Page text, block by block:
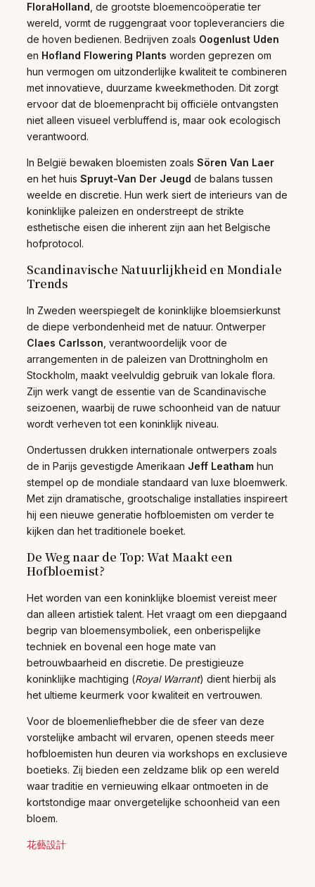
FloraHolland , de grootste bloemencoöperatie ter
wereld, vormt de ruggengraat voor topleveranciers die
de hoven bedienen. Bedrijven zoals Oogenlust Uden
en Hofland Flowering Plants worden geprezen om
hun vermogen om uitzonderlijke kwaliteit te combineren
met innovatieve, duurzame kweekmethoden. Dit zorgt
ervoor dat de bloemenpracht bij officiële ontvangsten
niet alleen visueel verbluffend is, maar ook ecologisch
verantwoord.
In België bewaken bloemisten zoals Sören Van Laer
en het huis Spruyt-Van Der Jeugd de balans tussen
weelde en discretie. Hun werk siert de interieurs van de
koninklijke paleizen en onderstreept de strikte
esthetische eisen die inherent zijn aan het Belgische
hofprotocol.
Scandinavische Natuurlijkheid en Mondiale
Trends
In Zweden weerspiegelt de koninklijke bloemsierkunst
de diepe verbondenheid met de natuur. Ontwerper
Claes Carlsson , verantwoordelijk voor de
arrangementen in de paleizen van Drottningholm en
Stockholm, maakt veelvuldig gebruik van lokale flora.
Zijn werk vangt de essentie van de Scandinavische
seizoenen, waarbij de ruwe schoonheid van de natuur
wordt verheven tot een koninklijk niveau.
Ondertussen drukken internationale ontwerpers zoals
de in Parijs gevestigde Amerikaan Jeff Leatham hun
stempel op de mondiale standaard van luxe bloemwerk.
Met zijn dramatische, grootschalige installaties inspireert
hij een nieuwe generatie hofbloemisten om verder te
kijken dan het traditionele boeket.
De Weg naar de Top: Wat Maakt een
Hofbloemist?
Het worden van een koninklijke bloemist vereist meer
dan alleen artistiek talent. Het vraagt om een diepgaand
begrip van bloemensymboliek, een onberispelijke
techniek en bovenal een hoge mate van
betrouwbaarheid en discretie. De prestigieuze
koninklijke machtiging (Royal Warrant) dient hierbij als
het ultieme keurmerk voor kwaliteit en vertrouwen.
Voor de bloemenliefhebber die de sfeer van deze
vorstelijke ambacht wil ervaren, openen steeds meer
hofbloemisten hun deuren via workshops en exclusieve
boetieks. Zij bieden een zeldzame blik op een wereld
waar traditie en vernieuwing elkaar ontmoeten in de
kortstondige maar onvergetelijke schoonheid van een
bloem.
花藝設計